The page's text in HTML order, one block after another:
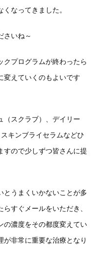
なってきました。
さいね～
クプログラムが終わったら
変えていくのもよいです
（スクラブ）、デイリー
キンブライセラムなどひ
すので少しずつ皆さんに提
とうまくいかないことが多
すぐメールをいただき、
の濃度をその都度変えてい
が非常に重要な治療となり